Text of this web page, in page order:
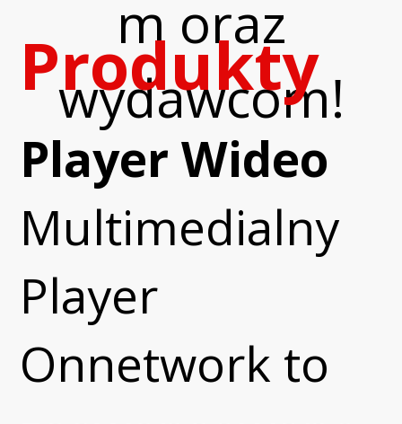
m oraz
wydawcom!
Produkty
Player Wideo
Multimedialny
Player
Onnetwork to